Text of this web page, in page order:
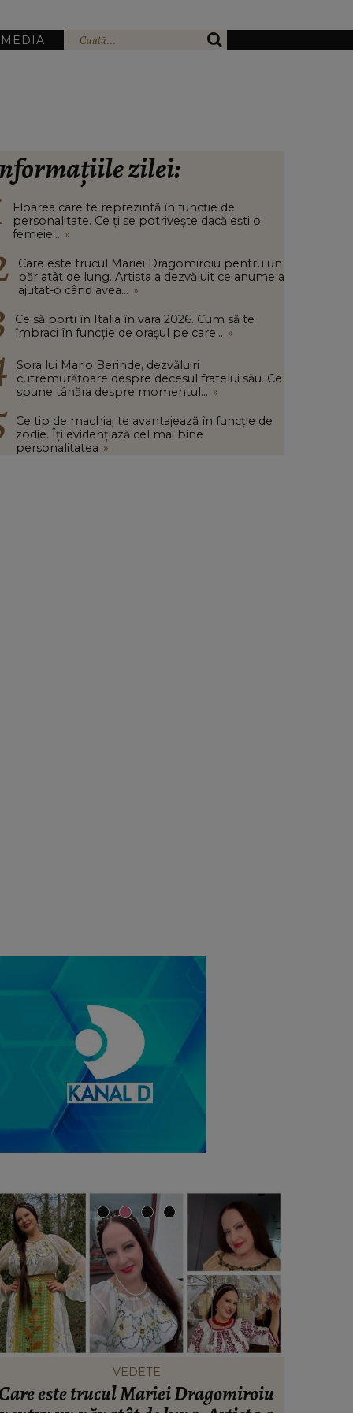
zilei:
Floarea care te reprezintă în funcție de
personalitate. Ce ți se potrivește dacă ești o
femeie... »
Care este trucul Mariei Dragomiroiu pentru un
păr atât de lung. Artista a dezvăluit ce anume a
ajutat-o când avea... »
Ce să porți în Italia în vara 2026. Cum să te
îmbraci în funcție de orașul pe care... »
Sora lui Mario Berinde, dezvăluiri
cutremurătoare despre decesul fratelui său. Ce
spune tânăra despre momentul... »
Ce tip de machiaj te avantajează în funcție de
zodie. Îți evidențiază cel mai bine
personalitatea »
VEDETE
Care este trucul Mariei Dragomiroiu